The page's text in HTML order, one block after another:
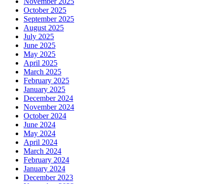
October 2025
September 2025
August 2025
July 2025
June 2025
May 2025
April 2025
March 2025
February 2025
January 2025
December 2024
November 2024
October 2024
June 2024
May 2024
April 2024
March 2024
February 2024
January 2024
December 2023